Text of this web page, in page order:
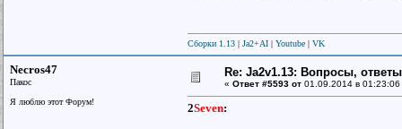
Сборки 1.13 | Ja2+AI | Youtube | VK
Necros47
Пакос
Я люблю этот Форум!
Re: Ja2v1.13: Вопросы,
« Ответ #5593 от 01.09.2014 в 01:23:06
2Seven: